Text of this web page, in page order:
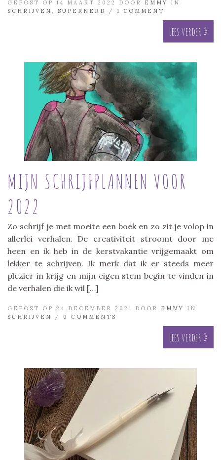
GEPOST OP 14 MAART 2022 DOOR EMMY
IN
SCHRIJVEN
SUPERNERD / 1 COMMENT
Lees verder »
MIJN SCHRIJFPLANNEN VOOR
2022
Zo schrijf je met moeite een boek en zo zit je volop in
allerlei verhalen. De creativiteit stroomt door me
heen en ik heb in de kerstvakantie vrijgemaakt om
lekker te schrijven. Ik merk dat ik er steeds meer
plezier in krijg en mijn eigen stem begin te vinden in
de verhalen die ik wil […]
GEPOST OP 24 DECEMBER 2021 DOOR EMMY
IN
SCHRIJVEN
/ 0 COMMENTS
Lees verder »